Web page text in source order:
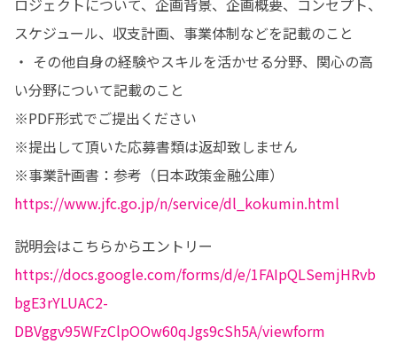
ロジェクトについて、企画背景、企画概要、コンセプト、
スケジュール、収支計画、事業体制などを記載のこと
・ その他自身の経験やスキルを活かせる分野、関心の高
い分野について記載のこと
※PDF形式でご提出ください
※提出して頂いた応募書類は返却致しません
https://www.jfc.go.jp/n/service/dl_kokumin.html
https://docs.google.com/forms/d/e/1FAIpQLSemjHRvb
bgE3rYLUAC2-
DBVggv95WFzClpOOw60qJgs9cSh5A/viewform